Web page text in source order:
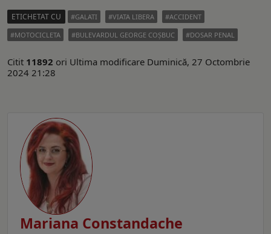
ETICHETAT CU GALATI VIATA LIBERA
ACCIDENT
MOTOCICLETA
BULEVARDUL GEORGE COŞBUC DOSAR PENAL
Citit 11892 ori Ultima modificare Duminică, 27 Octombrie
2024 21:28
Mariana Constandache